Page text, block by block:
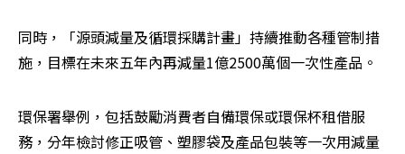
同時，「源頭減量及循環採購計畫」持續推動各種管制措
施，目標在未來五年內再減量1億2500萬個一次性產品。
環保署舉例，包括鼓勵消費者自備環保或環保杯租借服
務，分年檢討修正吸管、塑膠袋及產品包裝等一次用減量